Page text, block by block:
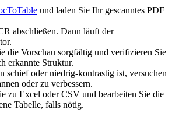
und laden Sie Ihr gescanntes PDF
abschließen. Dann läuft der
die Vorschau sorgfältig und verifizieren Sie
erkannte Struktur.
schief oder niedrig-kontrastig ist, versuchen
oder zu verbessern.
zu Excel oder CSV und bearbeiten Sie die
Tabelle, falls nötig.